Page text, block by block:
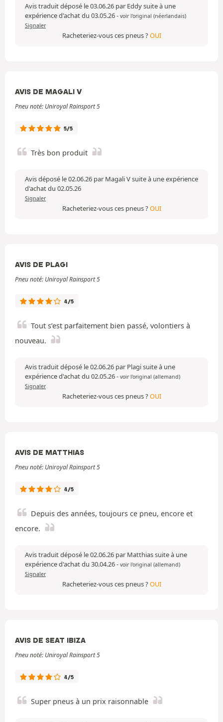
Avis traduit déposé le 03.06.26 par Eddy suite à une
expérience d'achat du 03.05.26- voir l'original (néerlandais)
Signaler
Racheteriez-vous ces pneus ?OUI
AVIS DE MAGALI V
Pneu noté: Uniroyal Rainsport 5
5/5
Très bon produit
Avis déposé le 02.06.26 par Magali V suite à une expérience
d'achat du 02.05.26
Signaler
Racheteriez-vous ces pneus ?OUI
AVIS DE PLAGI
Pneu noté: Uniroyal Rainsport 5
4/5
Tout s’est parfaitement bien passé, volontiers à
nouveau.
Avis traduit déposé le 02.06.26 par Plagi suite à une
expérience d'achat du 02.05.26- voir l'original (allemand)
Signaler
Racheteriez-vous ces pneus ?OUI
AVIS DE MATTHIAS
Pneu noté: Uniroyal Rainsport 5
4/5
Depuis des années, toujours ce pneu, encore et
encore.
Avis traduit déposé le 02.06.26 par Matthias suite à une
expérience d'achat du 30.04.26- voir l'original (allemand)
Signaler
Racheteriez-vous ces pneus ?OUI
AVIS DE SEAT IBIZA
Pneu noté: Uniroyal Rainsport 5
4/5
Super pneus à un prix raisonnable